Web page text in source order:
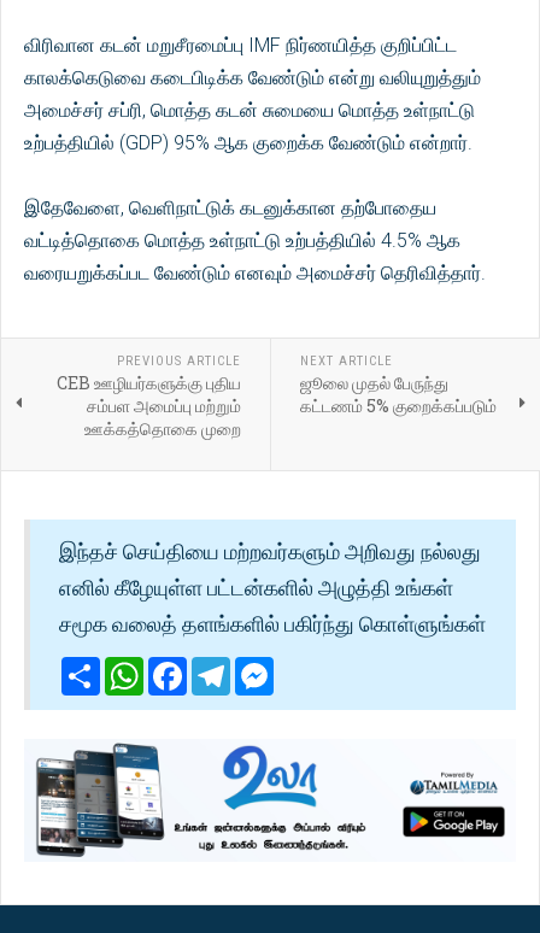
விரிவான கடன் மறுசீரமைப்பு IMF நிர்ணயித்த குறிப்பிட்ட
காலக்கெடுவை கடைபிடிக்க வேண்டும் என்று வலியுறுத்தும்
அமைச்சர் சப்ரி, மொத்த கடன் சுமையை மொத்த உள்நாட்டு
உற்பத்தியில் (GDP) 95% ஆக குறைக்க வேண்டும் என்றார்.
இதேவேளை, வெளிநாட்டுக் கடனுக்கான தற்போதைய
வட்டித்தொகை மொத்த உள்நாட்டு உற்பத்தியில் 4.5% ஆக
வரையறுக்கப்பட வேண்டும் எனவும் அமைச்சர் தெரிவித்தார்.
PREVIOUS ARTICLE
CEB ஊழியர்களுக்கு புதிய
சம்பள அமைப்பு மற்றும்
ஊக்கத்தொகை முறை
NEXT ARTICLE
ஜூலை முதல் பேருந்து
கட்டணம் 5% குறைக்கப்படும்
இந்தச் செய்தியை மற்றவர்களும் அறிவது நல்லது
எனில் கீழேயுள்ள பட்டன்களில் அழுத்தி உங்கள்
சமூக வலைத் தளங்களில் பகிர்ந்து கொள்ளுங்கள்
ShareWhatsApp
Facebook
Telegram